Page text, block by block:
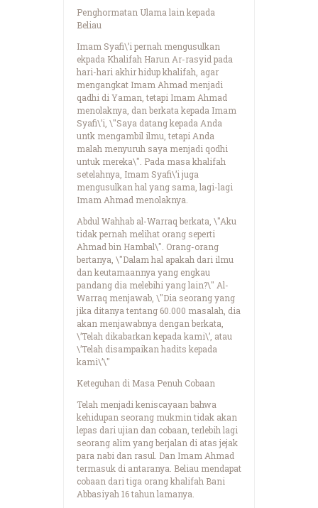
Penghormatan Ulama lain kepada
Beliau
Imam Syafi\’i pernah mengusulkan
ekpada Khalifah Harun Ar-rasyid pada
hari-hari akhir hidup khalifah, agar
mengangkat Imam Ahmad menjadi
qadhi di Yaman, tetapi Imam Ahmad
menolaknya, dan berkata kepada Imam
Syafi\’i, \"Saya datang kepada Anda
untk mengambil ilmu, tetapi Anda
malah menyuruh saya menjadi qodhi
untuk mereka\". Pada masa khalifah
setelahnya, Imam Syafi\’i juga
mengusulkan hal yang sama, lagi-lagi
Imam Ahmad menolaknya.
Abdul Wahhab al-Warraq berkata, \"Aku
tidak pernah melihat orang seperti
Ahmad bin Hambal\". Orang-orang
bertanya, \"Dalam hal apakah dari ilmu
dan keutamaannya yang engkau
pandang dia melebihi yang lain?\" Al-
Warraq menjawab, \"Dia seorang yang
jika ditanya tentang 60.000 masalah, dia
akan menjawabnya dengan berkata,
\’Telah dikabarkan kepada kami\’, atau
\’Telah disampaikan hadits kepada
kami\’\"
Keteguhan di Masa Penuh Cobaan
Telah menjadi keniscayaan bahwa
kehidupan seorang mukmin tidak akan
lepas dari ujian dan cobaan, terlebih lagi
seorang alim yang berjalan di atas jejak
para nabi dan rasul. Dan Imam Ahmad
termasuk di antaranya. Beliau mendapat
cobaan dari tiga orang khalifah Bani
Abbasiyah 16 tahun lamanya.